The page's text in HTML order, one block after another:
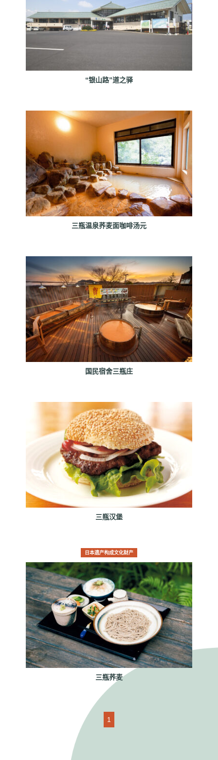
“银山路”道之驿
三瓶温泉荞麦面咖啡汤元
国民宿舍三瓶庄
三瓶汉堡
日本遗产构成文化财产
三瓶荞麦
1